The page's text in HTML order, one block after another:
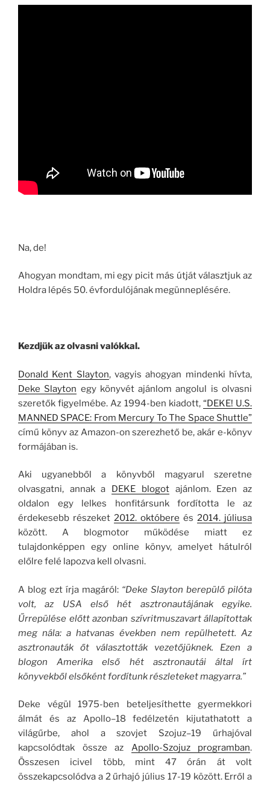
Na, de!
Ahogyan mondtam, mi egy picit más útját választjuk az
Holdra lépés 50. évfordulójának megünneplésére.
Kezdjük az olvasni valókkal.
Donald Kent Slayton, vagyis ahogyan mindenki hívta,
Deke Slayton egy könyvét ajánlom angolul is olvasni
szeretők figyelmébe. Az 1994-ben kiadott, “DEKE! U.S.
MANNED SPACE: From Mercury To The Space Shuttle”
című könyv az Amazon-on szerezhető be, akár e-könyv
formájában is.
Aki ugyanebből a könyvből magyarul szeretne
olvasgatni, annak a DEKE blogotajánlom. Ezen az
oldalon egy lelkes honfitársunk fordította le az
érdekesebb részeket 2012. októbere és 2014. júliusa
között. A blogmotor működése miatt ez
tulajdonképpen egy online könyv, amelyet hátulról
előlre felé lapozva kell olvasni.
A blog ezt írja magáról: “Deke Slayton berepülő pilóta
volt, az USA első hét asztronautájának egyike.
Űrrepülése előtt azonban szívritmuszavart állapítottak
meg nála: a hatvanas években nem repülhetett. Az
asztronauták őt választották vezetőjüknek. Ezen a
blogon Amerika első hét asztronautái által írt
könyvekből elsőként fordítunk részleteket magyarra.”
Deke végül 1975-ben beteljesíthette gyermekkori
álmát és az Apollo–18 fedélzetén kijutathatott a
világűrbe, ahol a szovjet Szojuz–19 űrhajóval
kapcsolódtak össze az Apollo-Szojuz programban.
Összesen icivel több, mint 47 órán át volt
összekapcsolódva a 2 űrhajó július 17-19 között. Erről a